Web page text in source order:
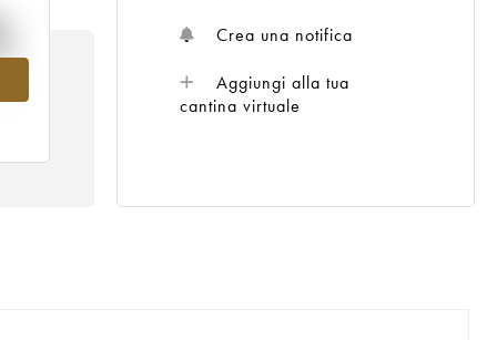
Crea una notifica
Aggiungi alla tua
cantina virtuale